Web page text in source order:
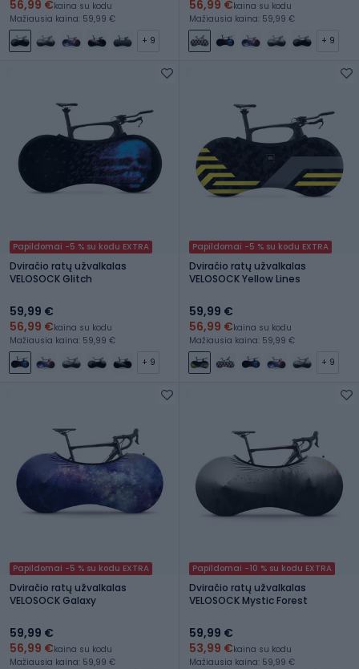
56,99 €kaina su kodu
Mažiausia kaina: 59,99 €
+ 9
56,99 €kaina su kodu
Mažiausia kaina: 59,99 €
+ 9
Papildomai -5 % su kodu EXTRA
Dviračio ratų užvalkalas
VELOSOCK Glitch
59,99 €
56,99 €kaina su kodu
Mažiausia kaina: 59,99 €
+ 9
Papildomai -5 % su kodu EXTRA
Dviračio ratų užvalkalas
VELOSOCK Yellow Lines
59,99 €
56,99 €kaina su kodu
Mažiausia kaina: 59,99 €
+ 9
Papildomai -5 % su kodu EXTRA
Dviračio ratų užvalkalas
VELOSOCK Galaxy
59,99 €
56,99 €kaina su kodu
Mažiausia kaina: 59,99 €
Papildomai -10 % su kodu EXTRA
Dviračio ratų užvalkalas
VELOSOCK Mystic Forest
59,99 €
53,99 €kaina su kodu
Mažiausia kaina: 59,99 €